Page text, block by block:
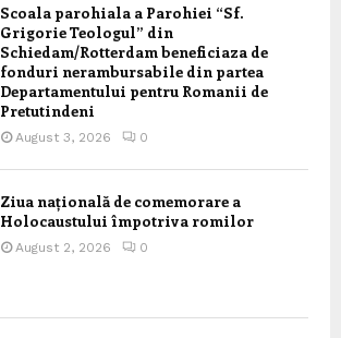
Scoala parohiala a Parohiei “Sf.
Grigorie Teologul” din
Schiedam/Rotterdam beneficiaza de
fonduri nerambursabile din partea
Departamentului pentru Romanii de
Pretutindeni
August 3, 2026 0
Ziua națională de comemorare a
Holocaustului împotriva romilor
August 2, 2026 0